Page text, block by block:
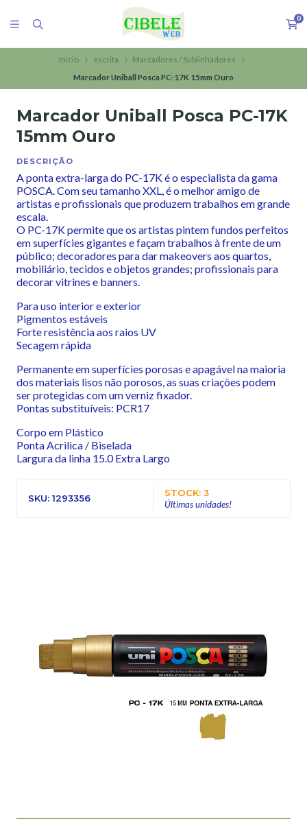
0
Início escrita
Marcadores / Sublinhadores
Marcador Uniball Posca PC-17K 15mm Ouro
Marcador Uniball Posca PC-17K
15mm Ouro
DESCRIÇÃO
A ponta extra-larga do PC-17K é o especialista da gama
POSCA. Com seu tamanho XXL, é o melhor amigo de
artistas e profissionais que produzem trabalhos em grande
escala.
O PC-17K permite que os artistas pintem fundos perfeitos
em superfícies gigantes e façam trabalhos à frente de um
público; decoradores para dar makeovers aos quartos,
mobiliário, tecidos e objetos grandes; profissionais para
decorar vitrines e banners.
Para uso interior e exterior
Pigmentos estáveis
Forte resistência aos raios UV
Secagem rápida
Permanente em superfícies porosas e apagável na maioria
dos materiais lisos não porosos, as suas criações podem
ser protegidas com um verniz fixador.
Pontas substituíveis: PCR17
Corpo em Plástico
Ponta Acrilica / Biselada
Largura da linha 15.0 Extra Largo
SKU: 1293356
STOCK: 3
Últimas unidades!